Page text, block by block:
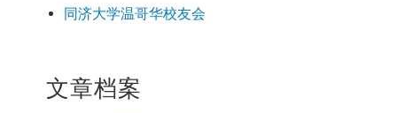
同济大学温哥华校友会
文章档案